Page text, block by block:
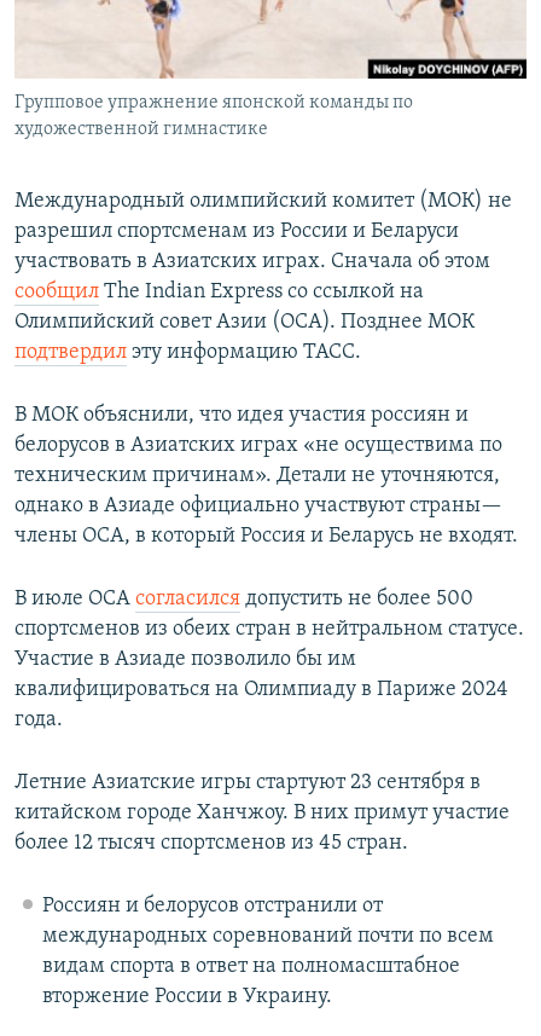
Групповое упражнение японской команды по
художественной гимнастике
Международный олимпийский комитет (МОК) не
разрешил спортсменам из России и Беларуси
участвовать в Азиатских играх. Сначала об этом
сообщил The Indian Express со ссылкой на
Олимпийский совет Азии (ОСА). Позднее МОК
подтвердил эту информацию ТАСС.
В МОК объяснили, что идея участия россиян и
белорусов в Азиатских играх «не осуществима по
техническим причинам». Детали не уточняются,
однако в Азиаде официально участвуют страны—
члены ОСА, в который Россия и Беларусь не входят.
В июле ОСА согласился допустить не более 500
спортсменов из обеих стран в нейтральном статусе.
Участие в Азиаде позволило бы им
квалифицироваться на Олимпиаду в Париже 2024
года.
Летние Азиатские игры стартуют 23 сентября в
китайском городе Ханчжоу. В них примут участие
более 12 тысяч спортсменов из 45 стран.
Россиян и белорусов отстранили от
международных соревнований почти по всем
видам спорта в ответ на полномасштабное
вторжение России в Украину.